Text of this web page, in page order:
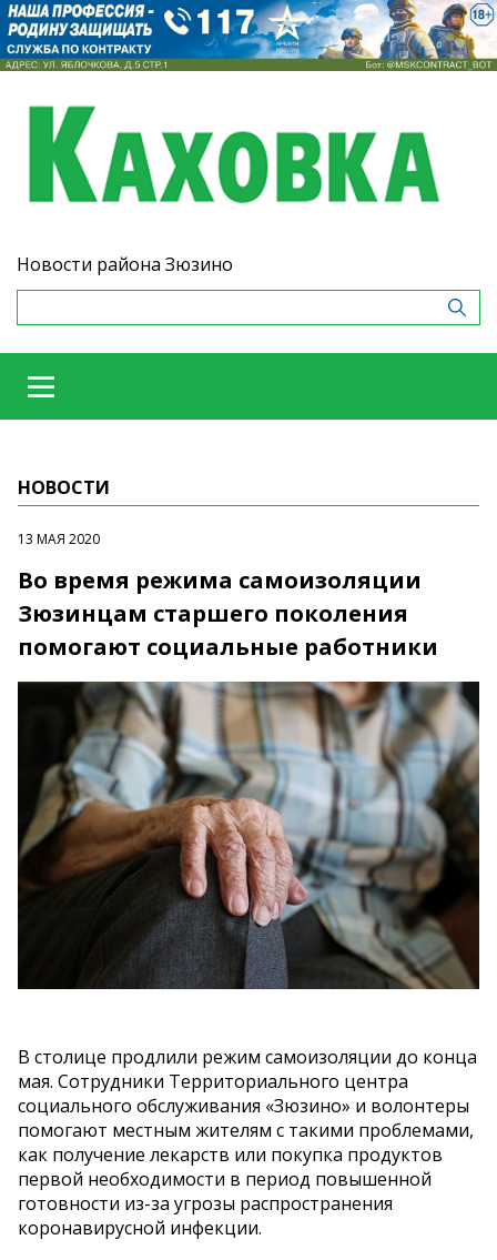
Новости района Зюзино
НОВОСТИ
13 МАЯ 2020
Во время режима самоизоляции
Зюзинцам старшего поколения
помогают социальные работники
В столице продлили режим самоизоляции до конца
мая. Сотрудники Территориального центра
социального обслуживания «Зюзино» и волонтеры
помогают местным жителям с такими проблемами,
как получение лекарств или покупка продуктов
первой необходимости в период повышенной
готовности из-за угрозы распространения
коронавирусной инфекции.